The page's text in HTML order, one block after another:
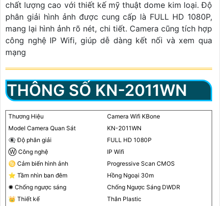
chất lượng cao với thiết kế mỹ thuật dome kim loại. Độ
phân giải hình ảnh được cung cấp là FULL HD 1080P,
mang lại hình ảnh rõ nét, chi tiết. Camera cũng tích hợp
công nghệ IP Wifi, giúp dễ dàng kết nối và xem qua
mạng
THÔNG SỐ KN-2011WN
Thương Hiệu
Camera Wifi KBone
Model Camera Quan Sát
KN-2011WN
👁️‍🗨 Độ phân giải
FULL HD 1080P
Ⓦ Công nghệ
IP Wifi
♋ Cảm biến hình ảnh
Progressive Scan CMOS
⭐ Tầm nhìn ban đêm
Hồng Ngoại 30m
✺ Chống ngược sáng
Chống Ngược Sáng DWDR
👑 Thiết kế
Thân Plastic